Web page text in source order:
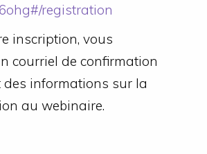
registration
inscription, vous
courriel de confirmation
informations sur la
au webinaire.